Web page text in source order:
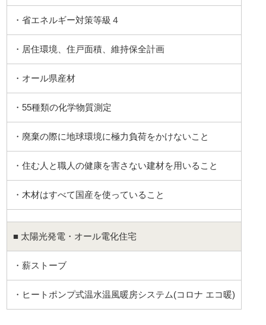
・省エネルギー対策等級４
・居住環境、住戸面積、維持保全計画
・オール県産材
・55種類の化学物質測定
・廃棄の際に地球環境に極力負荷をかけないこと
・住む人と職人の健康を害さない建材を用いること
・木材はすべて国産を使っていること
■ 太陽光発電・オール電化住宅
・薪ストーブ
・ヒートポンプ式温水温風暖房システム(コロナ エコ暖)